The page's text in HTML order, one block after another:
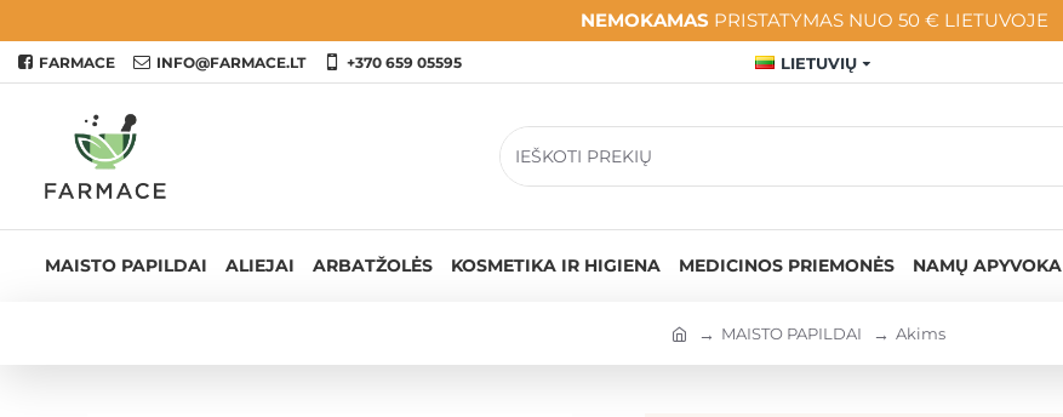
NEMOKAMAS PRISTATYMAS NUO 50 € LIETUVOJE
FARMACE INFO@FARMACE.LT +370 659 05595 LIETUVIŲ
MAISTO PAPILDAI ALIEJAI ARBATŽOLĖS KOSMETIKA IR HIGIENA MEDICINOS PRIEMONĖS NAMŲ APYVOKA
MAISTO PAPILDAI Akims